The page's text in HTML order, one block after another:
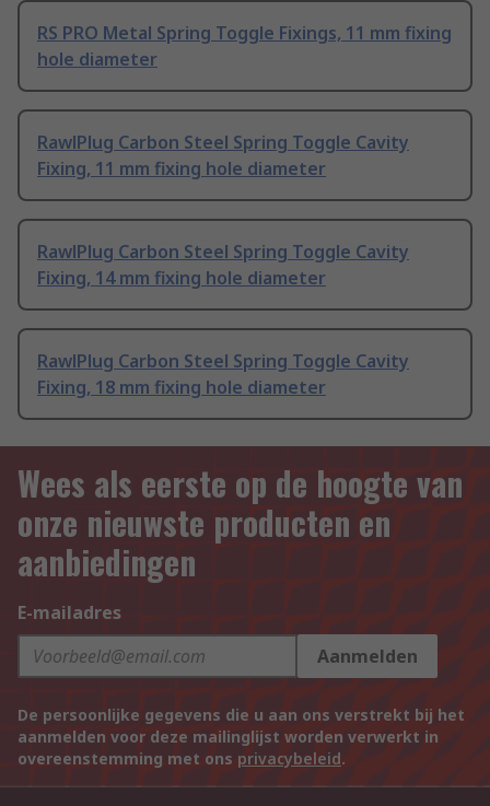
RS PRO Metal Spring Toggle Fixings, 11 mm fixing
hole diameter
RawlPlug Carbon Steel Spring Toggle Cavity
Fixing, 11 mm fixing hole diameter
RawlPlug Carbon Steel Spring Toggle Cavity
Fixing, 14 mm fixing hole diameter
RawlPlug Carbon Steel Spring Toggle Cavity
Fixing, 18 mm fixing hole diameter
Wees als eerste op de hoogte van
onze nieuwste producten en
aanbiedingen
E-mailadres
Aanmelden
De persoonlijke gegevens die u aan ons verstrekt bij het
aanmelden voor deze mailinglijst worden verwerkt in
overeenstemming met ons privacybeleid.